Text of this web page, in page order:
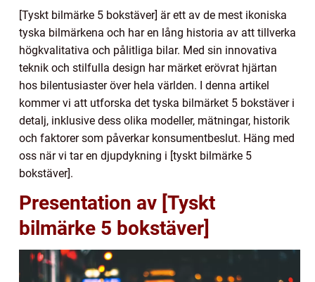
[Tyskt bilmärke 5 bokstäver] är ett av de mest ikoniska
tyska bilmärkena och har en lång historia av att tillverka
högkvalitativa och pålitliga bilar. Med sin innovativa
teknik och stilfulla design har märket erövrat hjärtan
hos bilentusiaster över hela världen. I denna artikel
kommer vi att utforska det tyska bilmärket 5 bokstäver i
detalj, inklusive dess olika modeller, mätningar, historik
och faktorer som påverkar konsumentbeslut. Häng med
oss när vi tar en djupdykning i [tyskt bilmärke 5
bokstäver].
Presentation av [Tyskt
bilmärke 5 bokstäver]